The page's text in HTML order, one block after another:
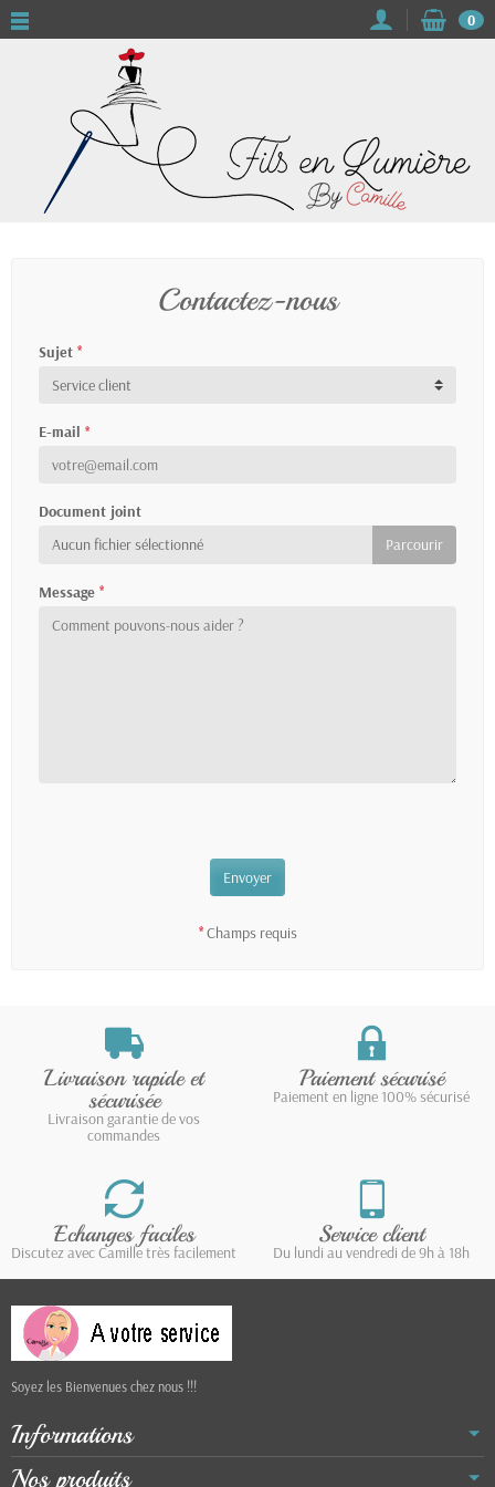
0
Contactez-nous
Sujet *
E-mail *
Document joint
Aucun fichier sélectionné
Message *
*Champs requis
Livraison rapide et
sécurisée
Livraison garantie de vos
commandes
Paiement sécurisé
Paiement en ligne 100% sécurisé
Echanges faciles
Discutez avec Camille très facilement
Service client
Du lundi au vendredi de 9h à 18h
Soyez les Bienvenues chez nous !!!
Informations
Nos produits